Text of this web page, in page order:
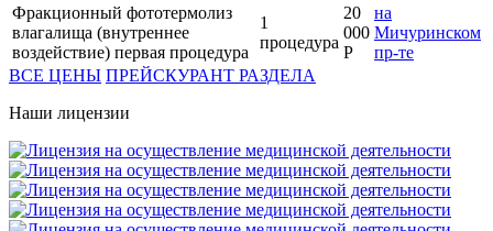
Фракционный фототермолиз
влагалища (внутреннее
воздействие) первая процедура
1
процедура
20
000
Р
на
Мичуринском
пр-те
ВСЕ ЦЕНЫ ПРЕЙСКУРАНТ РАЗДЕЛА
Наши лицензии